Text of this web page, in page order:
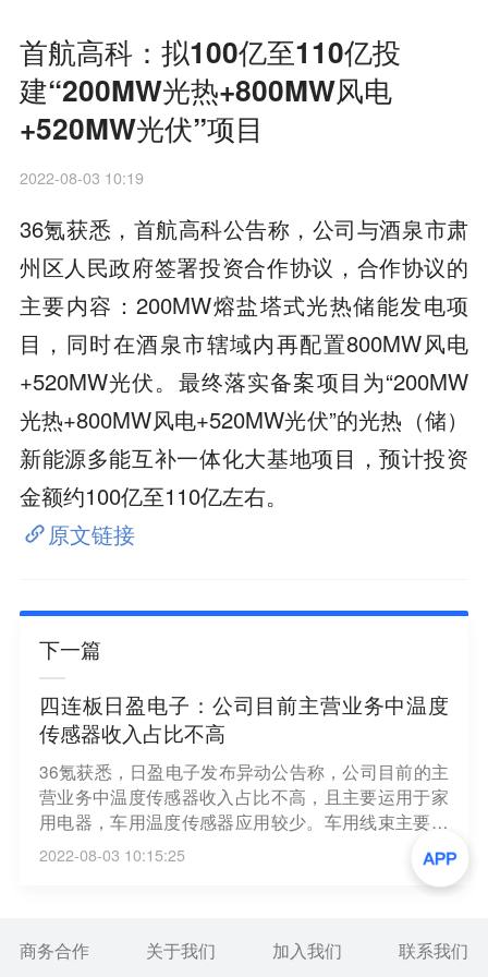
首航高科：拟100亿至110亿投
建“200MW光热+800MW风电
+520MW光伏”项目
2022-08-03 10:19
36氪获悉，首航高科公告称，公司与酒泉市肃
州区人民政府签署投资合作协议，合作协议的
主要内容：200MW熔盐塔式光热储能发电项
目，同时在酒泉市辖域内再配置800MW风电
+520MW光伏。最终落实备案项目为“200MW
光热+800MW风电+520MW光伏”的光热（储）
新能源多能互补一体化大基地项目，预计投资
金额约100亿至110亿左右。
原文链接
下一篇
四连板日盈电子：公司目前主营业务中温度
传感器收入占比不高
36氪获悉，日盈电子发布异动公告称，公司目前的主
营业务中温度传感器收入占比不高，且主要运用于家
用电器，车用温度传感器应用较少。车用线束主要以
摩托车整车线束为主，乘用车、商用车应用较少。公
司涉及新能源汽车零部件制造的收入占比极小。公司
2022-08-03 10:15:25
商务合作 关于我们 加入我们 联系我们